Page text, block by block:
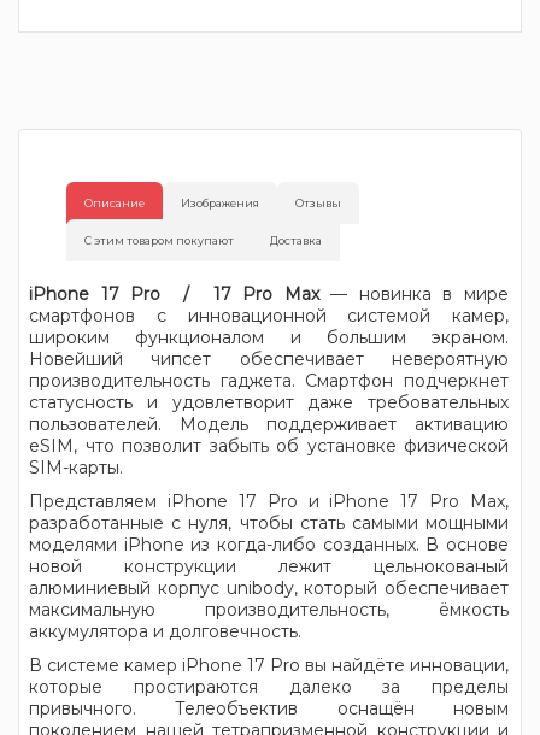
Описание Изображения Отзывы
С этим товаром покупают Доставка
iPhone 17 Pro / 17 Pro Max— новинка в мире
смартфонов с инновационной системой камер,
широким функционалом и большим экраном.
Новейший чипсет обеспечивает невероятную
производительность гаджета. Смартфон подчеркнет
статусность и удовлетворит даже требовательных
пользователей. Модель поддерживает активацию
eSIM, что позволит забыть об установке физической
SIM-карты.
Представляем iPhone 17 Pro и iPhone 17 Pro Max,
разработанные с нуля, чтобы стать самыми мощными
моделями iPhone из когда-либо созданных. В основе
новой конструкции лежит цельнокованый
алюминиевый корпус unibody, который обеспечивает
максимальную производительность, ёмкость
аккумулятора и долговечность.
В системе камер iPhone 17 Pro вы найдёте инновации,
которые простираются далеко за пределы
привычного. Телеобъектив оснащён новым
поколением нашей тетрапризменной конструкции и